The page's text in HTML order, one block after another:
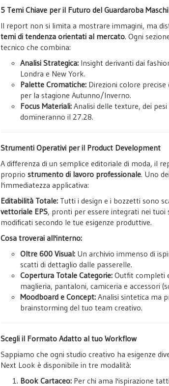
5 Temi Chiave per il Futuro del Guardaroba
Il report non si limita a mostrare immagini, ma
temi di tendenza orientati al mercato. Ogni
tecnico che combina:
Analisi Strategica: Insight derivanti dai
Londra e New York.
Palette Cromatiche: Direzioni colore
per la stagione Autunno/Inverno.
Focus Materiali: Analisi delle texture, dei
domineranno il 27.28.
Strumenti Operativi per il Product Development
A differenza di un semplice editoriale di moda, il
proprio strumento di lavoro professionale. Uno
l'immediatezza applicativa:
Editabilità Totale: Tutti i design e i bozzetti sono
vettoriale EPS, pronti per essere integrati nei tuoi
modificati secondo le tue esigenze produttive.
Cosa troverai all'interno:
Oltre 600 Visual: Un archivio immenso di
scatti di dettaglio dalle passerelle.
Copertura Totale Categorie: Outfit completi
maglieria, pantaloni, camiceria e accessori
Moodboard e Concept: Analisi sintetica ma
brainstorming del tuo team creativo.
Scegli il Formato Adatto al tuo Workflow
Sappiamo che ogni studio creativo ha esigenze
Next Look è disponibile in tre modalità:
Book Cartaceo: Per chi ama l'ispirazione